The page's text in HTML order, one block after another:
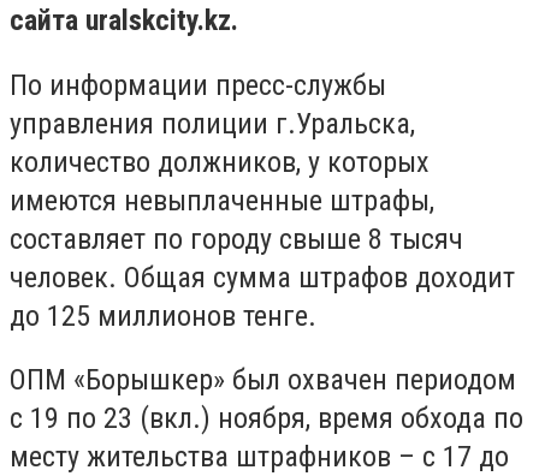
сайта uralskcity.kz.
По информации пресс-службы
управления полиции г.Уральска,
количество должников, у которых
имеются невыплаченные штрафы,
составляет по городу свыше 8 тысяч
человек. Общая сумма штрафов доходит
до 125 миллионов тенге.
ОПМ «Борышкер» был охвачен периодом
с 19 по 23 (вкл.) ноября, время обхода по
месту жительства штрафников – с 17 до